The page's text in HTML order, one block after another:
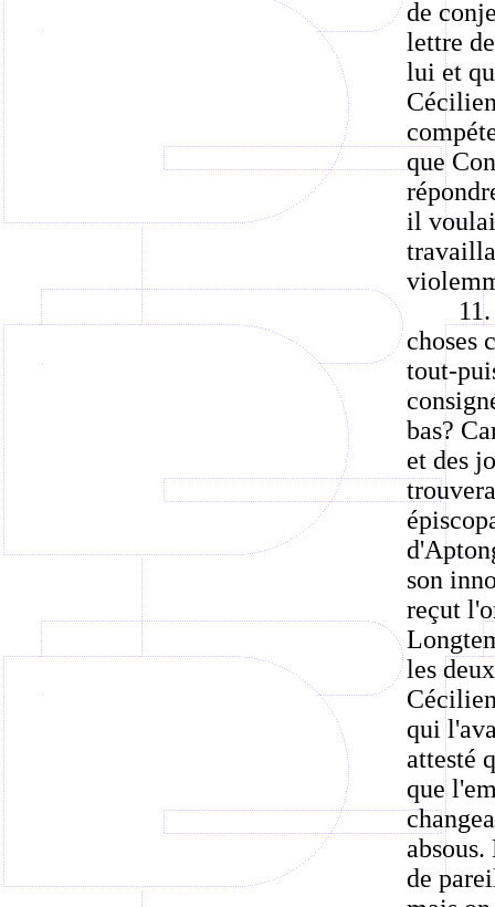
de
lettre
lui et
que
il
choses
tout-
bas?
et des
son
reçut
les
qui
attesté
que
de